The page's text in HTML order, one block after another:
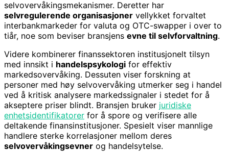
selvovervåkingsmekanismer. Deretter har
selvregulerende organisasjoner vellykket forvaltet
interbankmarkeder for valuta og OTC-swapper i over to
tiår, noe som beviser bransjens evne til selvforvaltning.
Videre kombinerer finanssektoren institusjonelt tilsyn
med innsikt i handelspsykologi for effektiv
markedsovervåking. Dessuten viser forskning at
personer med høy selvovervåking utmerker seg i handel
ved å kritisk analysere markedssignaler i stedet for å
akseptere priser blindt. Bransjen bruker juridiske
enhetsidentifikatorer for å spore og verifisere alle
deltakende finansinstitusjoner. Spesielt viser mannlige
handlere sterke korrelasjoner mellom deres
selvovervåkingsevner og handelsytelse.